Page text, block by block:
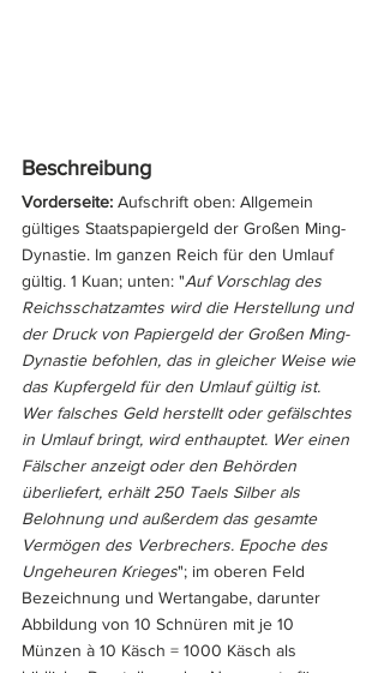
Beschreibung
Vorderseite: Aufschrift oben: Allgemein
gültiges Staatspapiergeld der Großen Ming-
Dynastie. Im ganzen Reich für den Umlauf
gültig. 1 Kuan; unten: "Auf Vorschlag des
Reichsschatzamtes wird die Herstellung und
der Druck von Papiergeld der Großen Ming-
Dynastie befohlen, das in gleicher Weise wie
das Kupfergeld für den Umlauf gültig ist.
Wer falsches Geld herstellt oder gefälschtes
in Umlauf bringt, wird enthauptet. Wer einen
Fälscher anzeigt oder den Behörden
überliefert, erhält 250 Taels Silber als
Belohnung und außerdem das gesamte
Vermögen des Verbrechers. Epoche des
Ungeheuren Krieges"; im oberen Feld
Bezeichnung und Wertangabe, darunter
Abbildung von 10 Schnüren mit je 10
Münzen à 10 Käsch = 1000 Käsch als